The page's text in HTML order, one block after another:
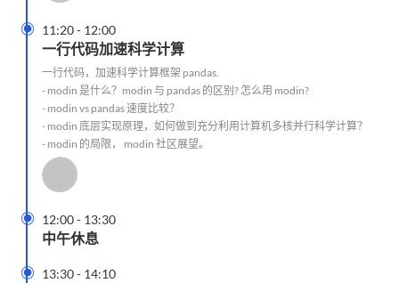
11:20- 12:00

一行代码加速科学计算
一行代码，加速科学计算框架 pandas.
- modin 是什么？modin 与 pandas 的区别? 怎么用 modin?
- modin vs pandas 速度比较？
- modin 底层实现原理，如何做到充分利用计算机多核并行科学计算？
- modin 的局限， modin 社区展望。
12:00- 13:30

中午休息
13:30- 14:10
